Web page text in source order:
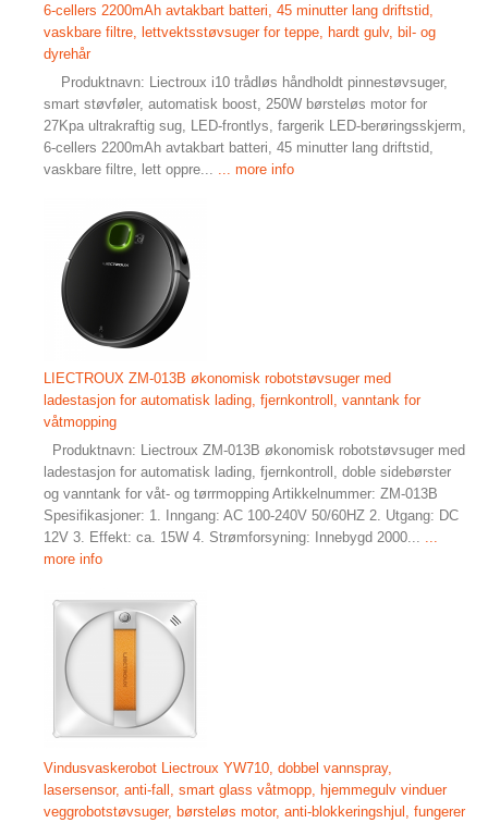
6-cellers 2200mAh avtakbart batteri, 45 minutter lang driftstid,
vaskbare filtre, lettvektsstøvsuger for teppe, hardt gulv, bil- og
dyrehår
Produktnavn: Liectroux i10 trådløs håndholdt pinnestøvsuger,
smart støvføler, automatisk boost, 250W børsteløs motor for
27Kpa ultrakraftig sug, LED-frontlys, fargerik LED-berøringsskjerm,
6-cellers 2200mAh avtakbart batteri, 45 minutter lang driftstid,
vaskbare filtre, lett oppre...
... more info
LIECTROUX ZM-013B økonomisk robotstøvsuger med
ladestasjon for automatisk lading, fjernkontroll, vanntank for
våtmopping
Produktnavn: Liectroux ZM-013B økonomisk robotstøvsuger med
ladestasjon for automatisk lading, fjernkontroll, doble sidebørster
og vanntank for våt- og tørrmopping Artikkelnummer: ZM-013B
Spesifikasjoner: 1. Inngang: AC 100-240V 50/60HZ 2. Utgang: DC
12V 3. Effekt: ca. 15W 4. Strømforsyning: Innebygd 2000...
more info
Vindusvaskerobot Liectroux YW710, dobbel vannspray,
lasersensor, anti-fall, smart glass våtmopp, hjemmegulv vinduer
veggrobotstøvsuger, børsteløs motor, anti-blokkeringshjul, fungerer